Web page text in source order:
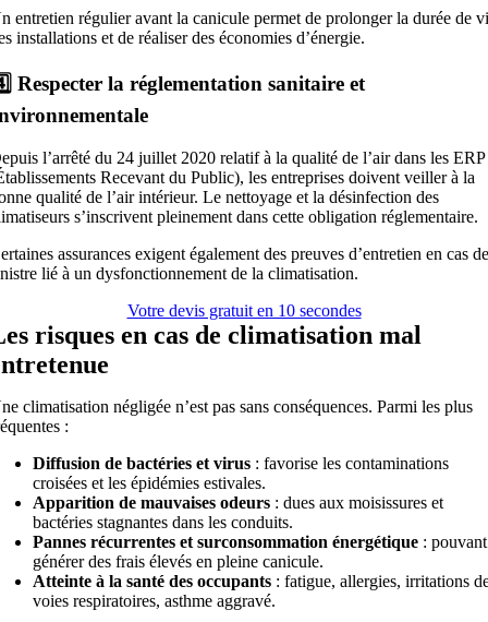
entretien régulier avant la canicule permet de prolonger la durée de
installations et de réaliser des économies d’énergie.
Respecter la réglementation sanitaire et
l’arrêté du 24 juillet 2020 relatif à la qualité de l’air dans les ERP
Recevant du Public), les entreprises doivent veiller à la
qualité de l’air intérieur. Le nettoyage et la désinfection des
s’inscrivent pleinement dans cette obligation réglementaire.
assurances exigent également des preuves d’entretien en cas
lié à un dysfonctionnement de la climatisation.
Votre devis gratuit en 10 secondes
risques en cas de climatisation mal
climatisation négligée n’est pas sans conséquences. Parmi les plus
:
Diffusion de bactéries et virus : favorise les contaminations
croisées et les épidémies estivales.
Apparition de mauvaises odeurs : dues aux moisissures et
bactéries stagnantes dans les conduits.
Pannes récurrentes et surconsommation énergétique : pouvant
générer des frais élevés en pleine canicule.
Atteinte à la santé des occupants : fatigue, allergies, irritations
voies respiratoires, asthme aggravé.